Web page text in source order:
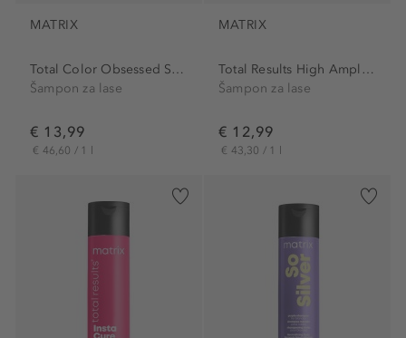
MATRIX
Total Color Obsessed Shampoo
Šampon za lase
€ 13,99
€ 46,60 / 1 l
MATRIX
Total Results High Amplify...
Šampon za lase
€ 12,99
€ 43,30 / 1 l